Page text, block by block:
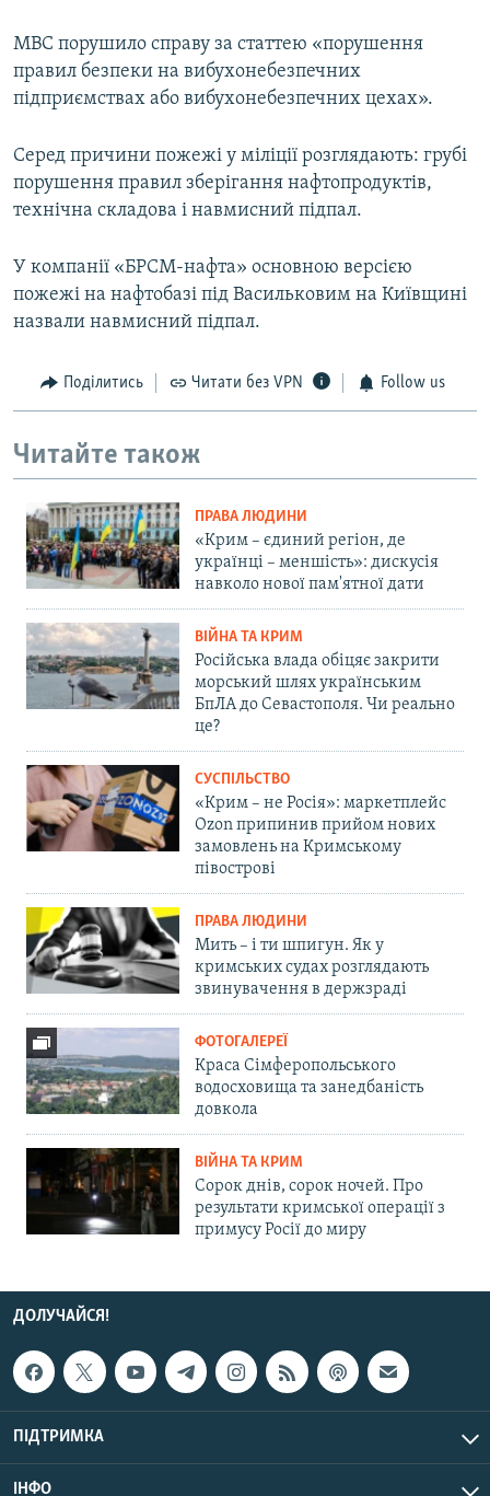
МВС порушило справу за статтею «порушення
правил безпеки на вибухонебезпечних
підприємствах або вибухонебезпечних цехах».
Серед причини пожежі у міліції розглядають: грубі
порушення правил зберігання нафтопродуктів,
технічна складова і навмисний підпал.
У компанії «БРСМ-нафта» основною версією
пожежі на нафтобазі під Васильковим на Київщині
назвали навмисний підпал.
Поділитись Читати без VPN Follow us
Читайте також
ПРАВА ЛЮДИНИ
«Крим – єдиний регіон, де
українці – меншість»: дискусія
навколо нової пам'ятної дати
ВІЙНА ТА КРИМ
Російська влада обіцяє закрити
морський шлях українським
БпЛА до Севастополя. Чи реально
це?
СУСПІЛЬСТВО
«Крим – не Росія»: маркетплейс
Ozon припинив прийом нових
замовлень на Кримському
півострові
ПРАВА ЛЮДИНИ
Мить – і ти шпигун. Як у
кримських судах розглядають
звинувачення в держзраді
ФОТОГАЛЕРЕЇ
Краса Сімферопольського
водосховища та занедбаність
довкола
ВІЙНА ТА КРИМ
Сорок днів, сорок ночей. Про
результати кримської операції з
примусу Росії до миру
ДОЛУЧАЙСЯ!
ПІДТРИМКА
ІНФО